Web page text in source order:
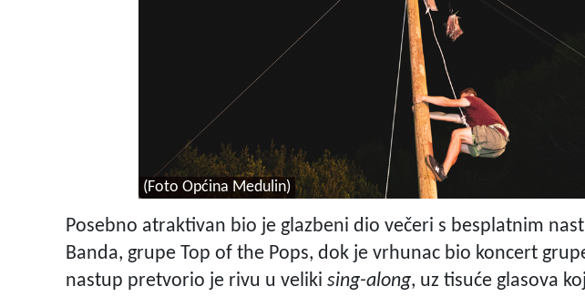
(Foto Općina Medulin)
Posebno atraktivan bio je glazbeni dio večeri s besplatnim
Banda, grupe Top of the Pops, dok je vrhunac bio koncert
nastup pretvorio je rivu u veliki sing-along, uz tisuće glasova